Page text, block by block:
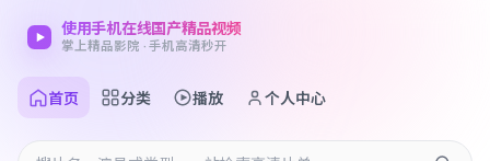
使用手机在线国产精品视频
掌上精品影院 · 手机高清秒开
首页 分类 播放 个人中心